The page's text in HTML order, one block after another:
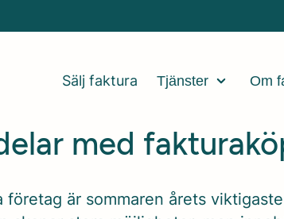
Sälj faktura Tjänster Om
med
företag är sommaren årets